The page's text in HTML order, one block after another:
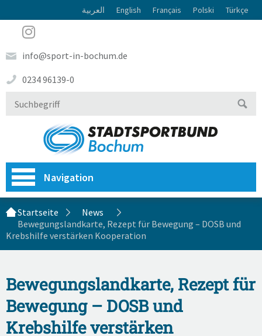
العربية English Français Polski Türkçe
info@sport-in-bochum.de
0234 96139-0
Navigation
Startseite
News
Bewegungslandkarte, Rezept für Bewegung – DOSB und
Krebshilfe verstärken Kooperation
Bewegungslandkarte, Rezept für
Bewegung – DOSB und
Krebshilfe verstärken